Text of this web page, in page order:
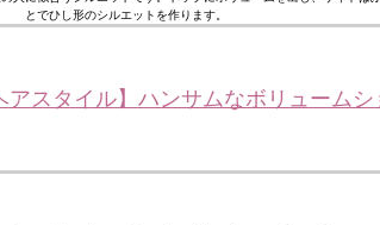
とでひし形のシルエットを作ります。
アスタイル】ハンサムなボリューム